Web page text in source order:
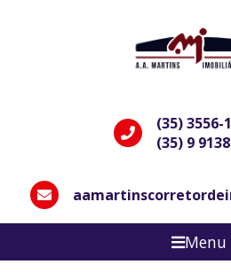
(35) 3556-
(35) 9
Menu